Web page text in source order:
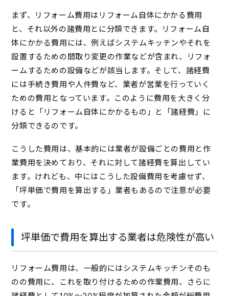
まず、リフォーム費用はリフォーム自体にかかる費用
と、それ以外の諸費用とに分類できます。リフォーム自
体にかかる費用には、例えばシステムキッチンやそれを
設置するための間取り変更の作業などが含まれ、リフォ
ームするための設備などが該当します。そして、諸経費
には手続き費用や人件費など、業者が営業を行っていく
ための費用となっています。このように費用を大きく分
けると「リフォーム自体にかかるもの」と「諸経費」に
分類できるのです。
こうした費用は、基本的には業者が設備ごとの費用と作
業費用を決めており、それに対して諸経費を算出してい
ます。けれども、中にはこうした設備費用を考慮せず、
「坪単価で費用を算出する」業者もあるので注意が必要
です。
坪単価で費用を算出する業者は危険性が高い
リフォーム費用は、一般的にはシステムキッチンそのも
のの費用に、これを取り付けるための作業費用、さらに